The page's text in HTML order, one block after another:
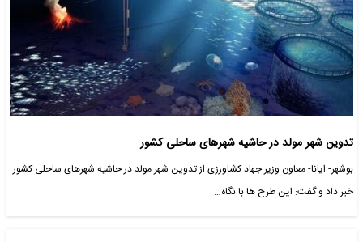
تدوین شهر مولد در حاشیه شهرهای ساحلی کشور
بوشهر- ایانا- معاون وزیر جهاد کشاورزی از تدوین شهر مولد در حاشیه شهرهای ساحلی کشور
خبر داد و گفت: این طرح ها با نگاه…